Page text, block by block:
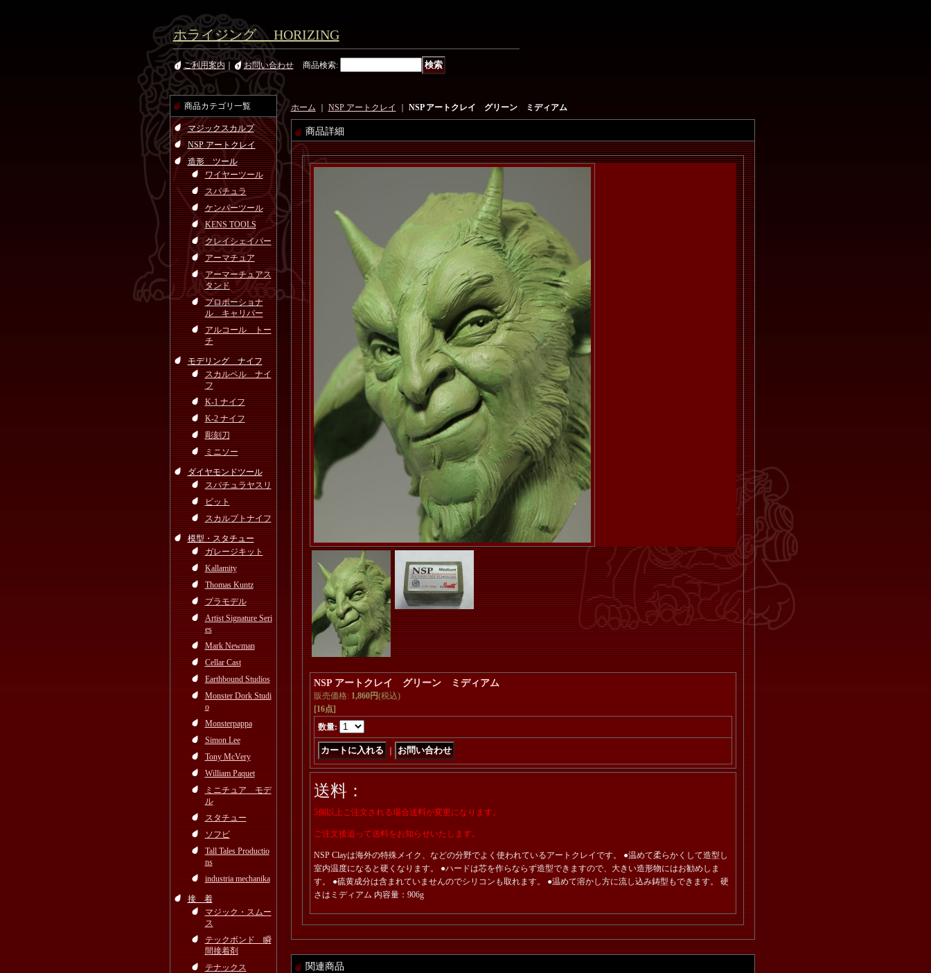
ホライジング HORIZING
ご利用案内 お問い合わせ 商品検索:
商品カテゴリ一覧
マジックスカルプ
NSP アートクレイ
造形 ツール
ワイヤーツール
スパチュラ
ケンパーツール
KENS TOOLS
クレイシェイパー
アーマチュア
アーマーチュアス
タンド
プロポーショナ
ル キャリパー
アルコール トー
チ
モデリング ナイフ
スカルペル ナイ
フ
K-1 ナイフ
K-2 ナイフ
彫刻刀
ミニソー
ダイヤモンドツール
スパチュラヤスリ
ビット
スカルプトナイフ
模型・スタチュー
ガレージキット
Kallamity
Thomas Kuntz
プラモデル
Artist Signature Seri
es
Mark Newman
Cellar Cast
Earthbound Studios
Monster Dork Studi
o
Monsterpappa
Simon Lee
Tony McVery
William Paquet
ミニチュア モデ
ル
スタチュー
ソフビ
Tall Tales Productio
ns
industria mechanika
接 着
マジック・スムー
ス
テックボンド 瞬
間接着剤
テナックス
ホーム NSP アートクレイ NSP アートクレイ グリーン ミディアム
商品詳細
NSP アートクレイ グリーン ミディアム
販売価格: 1,860円(税込)
[16点]
数量:
送料：
5個以上ご注文される場合送料が変更になります。
ご注文後追って送料をお知らせいたします。
NSP Clayは海外の特殊メイク、などの分野でよく使われているアートクレイです。 ●温めて柔らかくして造型し
室内温度になると硬くなります。 ●ハードは芯を作らならず造型できますので、大きい造形物にはお勧めしま
す。 ●硫黄成分は含まれていませんのでシリコンも取れます。 ●温めて溶かし方に流し込み鋳型もできます。 硬
さはミディアム 内容量：906g
関連商品